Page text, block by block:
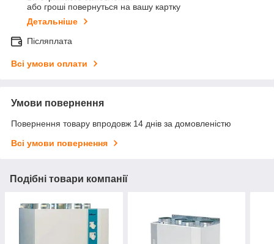
або гроші повернуться на вашу картку
Детальніше
Післяплата
Всі умови оплати
Умови повернення
Повернення товару впродовж 14 днів за домовленістю
Всі умови повернення
Подібні товари компанії